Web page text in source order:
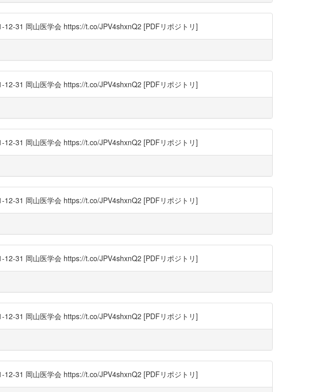
31 岡山医学会 https://t.co/JPV4shxnQ2 [PDFリポジトリ]
31 岡山医学会 https://t.co/JPV4shxnQ2 [PDFリポジトリ]
31 岡山医学会 https://t.co/JPV4shxnQ2 [PDFリポジトリ]
31 岡山医学会 https://t.co/JPV4shxnQ2 [PDFリポジトリ]
31 岡山医学会 https://t.co/JPV4shxnQ2 [PDFリポジトリ]
31 岡山医学会 https://t.co/JPV4shxnQ2 [PDFリポジトリ]
31 岡山医学会 https://t.co/JPV4shxnQ2 [PDFリポジトリ]